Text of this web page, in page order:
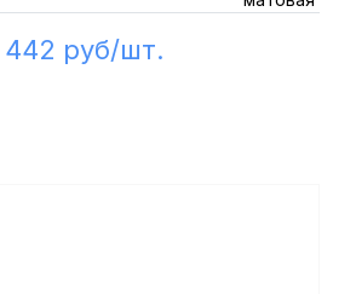
442 руб/шт.